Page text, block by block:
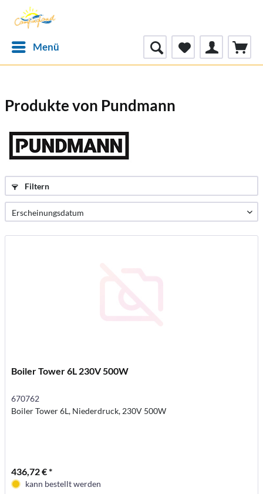
Menü
Produkte von Pundmann
Filtern
Boiler Tower 6L 230V 500W
670762
Boiler Tower 6L, Niederdruck, 230V 500W
436,72 € *
kann bestellt werden